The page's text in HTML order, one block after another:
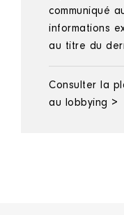
communiqué
informations
au titre du
Consulter la
au lobbying >